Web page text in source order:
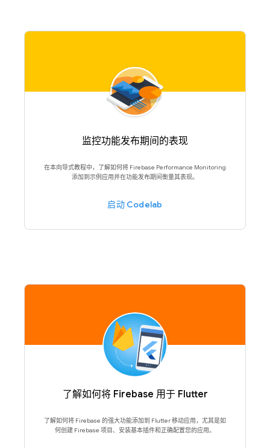
监控功能发布期间的表现
在本向导式教程中，了解如何将 Firebase Performance Monitoring
添加到示例应用并在功能发布期间衡量其表现。
启动 Codelab
了解如何将 Firebase 用于 Flutter
了解如何将 Firebase 的强大功能添加到 Flutter 移动应用，尤其是如
何创建 Firebase 项目、安装基本插件和正确配置您的应用。